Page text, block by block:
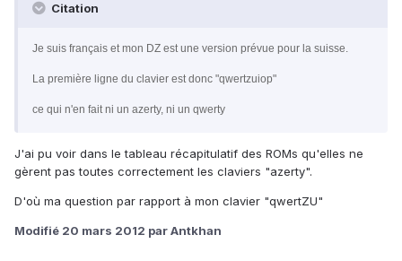
Citation
Je suis français et mon DZ est une version prévue pour la suisse.
La première ligne du clavier est donc "qwertzuiop"
ce qui n'en fait ni un azerty, ni un qwerty
J'ai pu voir dans le tableau récapitulatif des ROMs qu'elles ne
gèrent pas toutes correctement les claviers "azerty".
D'où ma question par rapport à mon clavier "qwertZU"
Modifié 20 mars 2012 par Antkhan